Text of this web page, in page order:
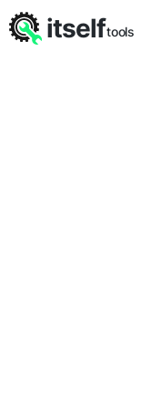
itselftools